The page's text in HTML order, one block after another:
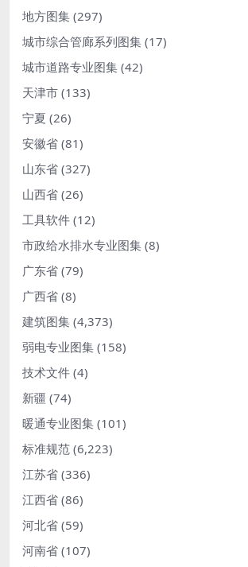
地方图集 (297)
城市综合管廊系列图集 (17)
城市道路专业图集 (42)
天津市 (133)
宁夏 (26)
安徽省 (81)
山东省 (327)
山西省 (26)
工具软件 (12)
市政给水排水专业图集 (8)
广东省 (79)
广西省 (8)
建筑图集 (4,373)
弱电专业图集 (158)
技术文件 (4)
新疆 (74)
暖通专业图集 (101)
标准规范 (6,223)
江苏省 (336)
江西省 (86)
河北省 (59)
河南省 (107)